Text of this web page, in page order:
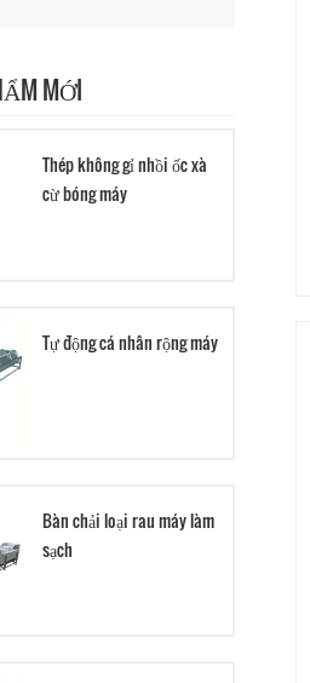
MỚI
Thép không gỉ nhồi ốc xà
cừ bóng máy
Tự động cá nhân rộng máy
Bàn chải loại rau máy làm
sạch